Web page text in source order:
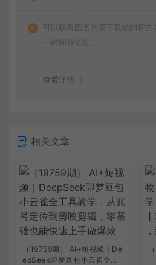
可以联系图图资源下载站的官
一时间补链接。
查看详情
相关文章
（19759期） AI+短视频｜De
epSeek即梦豆包小云雀全工